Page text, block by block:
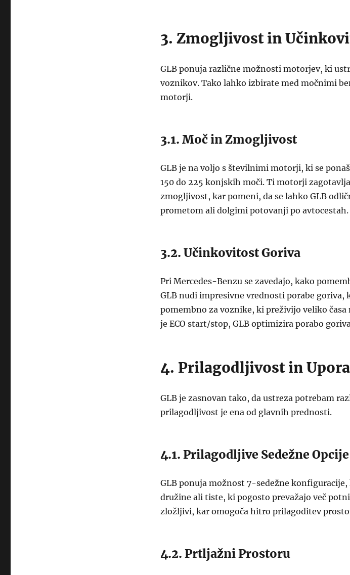
3. Zmogljivost in
GLB ponuja različne možnosti motorjev, ki
voznikov. Tako lahko izbirate med močnimi
motorji.
3.1. Moč in Zmogljivost
GLB je na voljo s številnimi motorji, ki se
150 do 225 konjskih moči. Ti motorji
zmogljivost, kar pomeni, da se lahko GLB
prometom ali dolgimi potovanji po avtocestah.
3.2. Učinkovitost Goriva
Pri Mercedes-Benzu se zavedajo, kako
GLB nudi impresivne vrednosti porabe goriva,
pomembno za voznike, ki preživijo veliko
je ECO start/stop, GLB optimizira porabo
4. Prilagodljivost in
GLB je zasnovan tako, da ustreza potrebam
prilagodljivost je ena od glavnih prednosti.
4.1. Prilagodljive Sedežne Opcije
GLB ponuja možnost 7-sedežne konfiguracije,
družine ali tiste, ki pogosto prevažajo več
zložljivi, kar omogoča hitro prilagoditev
4.2. Prtljažni Prostoru